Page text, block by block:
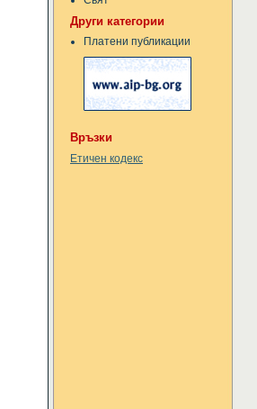
Други категории
Платени публикации
Връзки
Етичен кодекс